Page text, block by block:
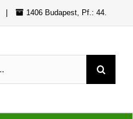
1406 Budapest, Pf.: 44.